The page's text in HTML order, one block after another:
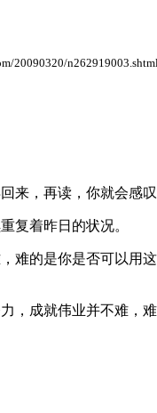
20090320/
来，再读，你就会感叹
复着昨日的状况。
难的是你是否可以用
，成就伟业并不难，